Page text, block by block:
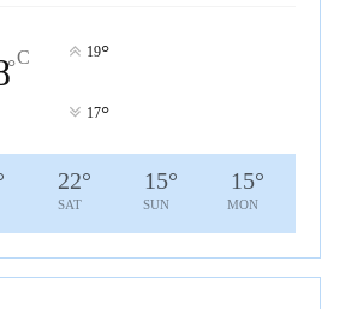
°C 19°
17°
22°
SAT
15°
SUN
15°
MON